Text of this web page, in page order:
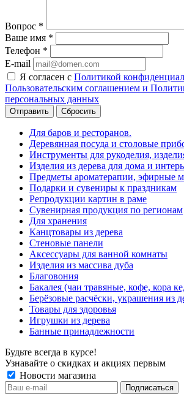
Вопрос *
Ваше имя *
Телефон *
E-mail
Я согласен с Политикой
Пользовательским соглашением и
персональных данных
Сбросить
Для баров и ресторанов.
Деревянная посуда и столовые
Инструменты для рукоделия,
Изделия из дерева для дома и
Предметы ароматерапии, эфирные
Подарки и сувениры к праздникам
Репродукции картин в раме
Сувенирная продукция по регионам
Для хранения
Канцтовары из дерева
Стеновые панели
Аксессуары для ванной комнаты
Изделия из массива дуба
Благовония
Бакалея (чаи травяные, кофе, кора
Берёзовые расчёски, украшения из
Товары для здоровья
Игрушки из дерева
Банные принадлежности
Будьте всегда в курсе!
Узнавайте о скидках и акциях первым
Новости магазина